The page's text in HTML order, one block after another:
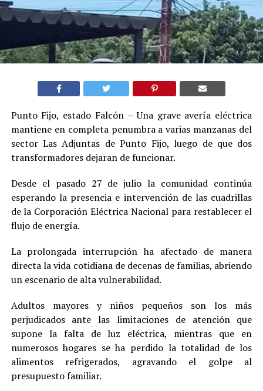
Punto Fijo, estado Falcón – Una grave avería eléctrica
mantiene en completa penumbra a varias manzanas del
sector Las Adjuntas de Punto Fijo, luego de que dos
transformadores dejaran de funcionar.
Desde el pasado 27 de julio la comunidad continúa
esperando la presencia e intervención de las cuadrillas
de la Corporación Eléctrica Nacional para restablecer el
flujo de energía.
La prolongada interrupción ha afectado de manera
directa la vida cotidiana de decenas de familias, abriendo
un escenario de alta vulnerabilidad.
Adultos mayores y niños pequeños son los más
perjudicados ante las limitaciones de atención que
supone la falta de luz eléctrica, mientras que en
numerosos hogares se ha perdido la totalidad de los
alimentos refrigerados, agravando el golpe al
presupuesto familiar.